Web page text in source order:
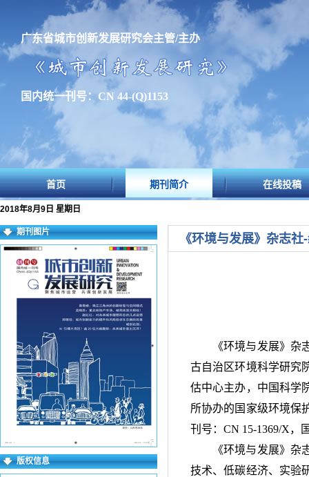
广东省城市创新发展研究会主管/主办
国内统一刊号：CN 44-(Q)1153
首页 期刊简介 在线投稿
2018年8月9日 星期日
期刊图片
版权信息
《环境与发展》杂志
《环境与发展》
古自治区环境科学研究
估中心主办，中国科学
所协办的国家级环境保
刊号： CN 15-1369/X，
《环境与发展》
技术、低碳经济、实验